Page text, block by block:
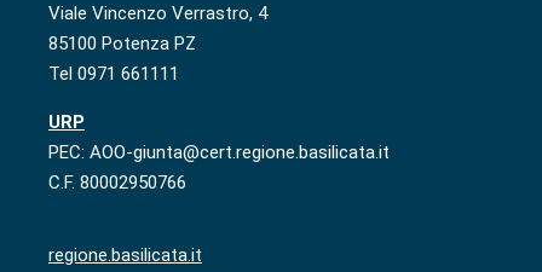
Viale Vincenzo Verrastro, 4
85100 Potenza PZ
Tel 0971 661111
URP
PEC: AOO-giunta@cert.regione.basilicata.it
C.F. 80002950766
regione.basilicata.it